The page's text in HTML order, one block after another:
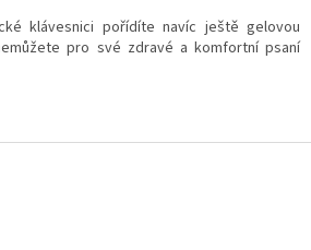
klávesnici pořídíte navíc ještě gelovou
pro své zdravé a komfortní psaní